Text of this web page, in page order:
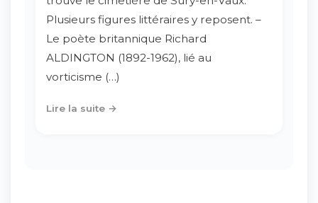
Plusieurs figures littéraires y reposent. –
Le poète britannique Richard
ALDINGTON (1892-1962), lié au
vorticisme (…)
Lire la suite →